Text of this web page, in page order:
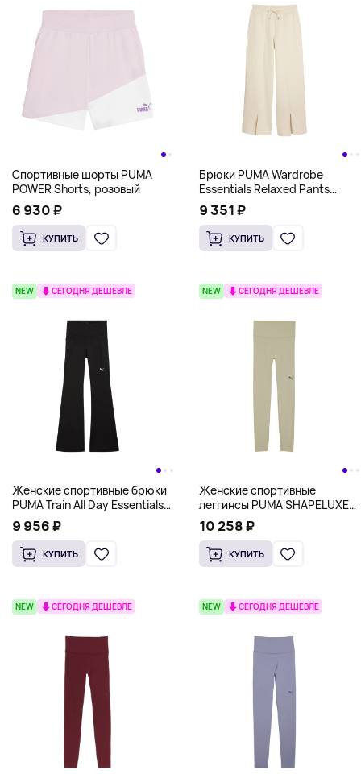
Спортивные шорты PUMA
POWER Shorts, розовый
6 930 ₽
КУПИТЬ
Брюки PUMA Wardrobe
Essentials Relaxed Pants
Women, молочный
9 351 ₽
КУПИТЬ
NEW СЕГОДНЯ ДЕШЕВЛЕ
Женские спортивные брюки
PUMA Train All Day Essentials
Bootcut Pants, черный
9 956 ₽
КУПИТЬ
NEW СЕГОДНЯ ДЕШЕВЛЕ
Женские спортивные
леггинсы PUMA SHAPELUXE
High-Waist Training Tights,
оливковый
10 258 ₽
КУПИТЬ
NEW СЕГОДНЯ ДЕШЕВЛЕ NEW СЕГОДНЯ ДЕШЕВЛЕ